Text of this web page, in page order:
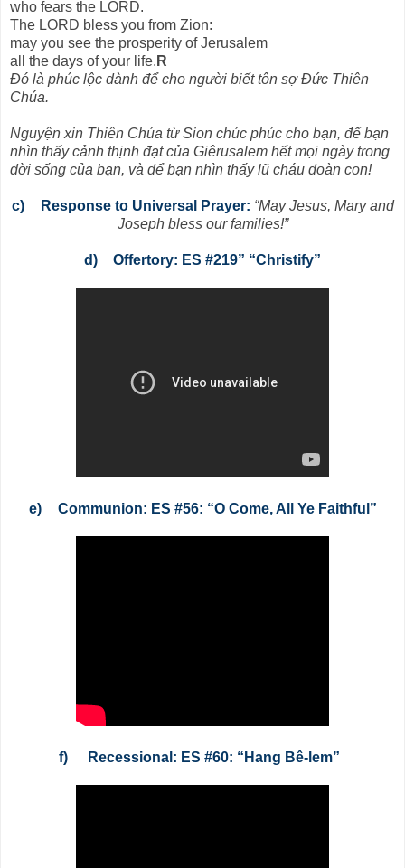
who fears the LORD.
The LORD bless you from Zion:
may you see the prosperity of Jerusalem
all the days of your life. R
Đó là phúc lộc dành để cho người biết tôn sợ Đức Thiên
Chúa.
Nguyện xin Thiên Chúa từ Sion chúc phúc cho bạn, để bạn
nhìn thấy cảnh thịnh đạt của Giêrusalem hết mọi ngày trong
đời sống của bạn, và để bạn nhìn thấy lũ cháu đoàn con!
c) Response to Universal Prayer: “May Jesus, Mary and
Joseph bless our families!”
d) Offertory: ES #219” “Christify”
e) Communion: ES #56: “O Come, All Ye Faithful”
f) Recessional: ES #60: “Hang Bê-lem”